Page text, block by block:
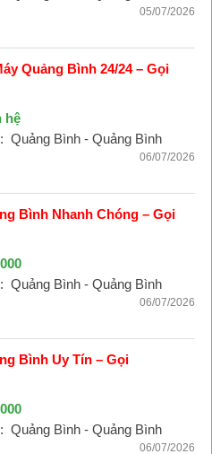
05/07/2026
Quảng Bình 24/24 – Gọi
hệ
Quảng Bình - Quảng Bình
06/07/2026
Bình Nhanh Chóng – Gọi
Quảng Bình - Quảng Bình
06/07/2026
Bình Uy Tín – Gọi
Quảng Bình - Quảng Bình
06/07/2026